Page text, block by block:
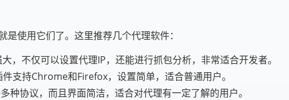
使用它们了。这里推荐几个代理软件：
，不仅可以设置代理IP，还能进行抓包分析，非常适合开发者。
件支持Chrome和Firefox，设置简单，适合普通用户。
种协议，而且界面简洁，适合对代理有一定了解的用户。